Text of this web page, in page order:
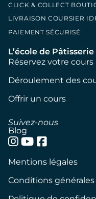
CLICK & COLLECT
LIVRAISON COURSIER
PAIEMENT SÉCURISÉ
L’école de Pâtisserie
Réservez votre cours
Déroulement des
Offrir un cours
Suivez-nous
Blog
Mentions légales
Conditions